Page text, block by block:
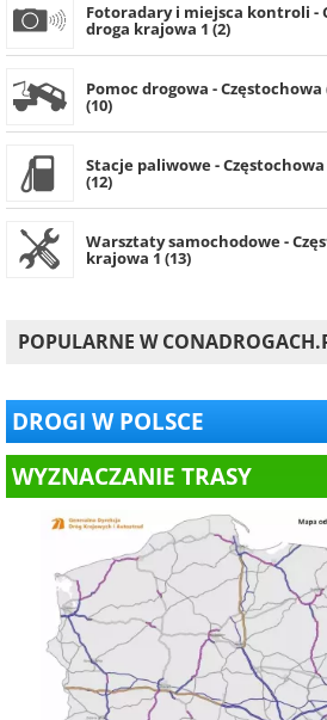
Fotoradary i miejsca kontroli -
droga krajowa 1 (2)
Pomoc drogowa -
(10)
Stacje paliwowe -
(12)
Warsztaty samochodowe -
krajowa 1 (13)
POPULARNE W
DROGI W POLSCE
WYZNACZANIE TRASY